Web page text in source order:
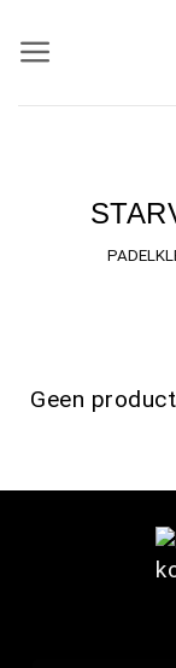
Geen